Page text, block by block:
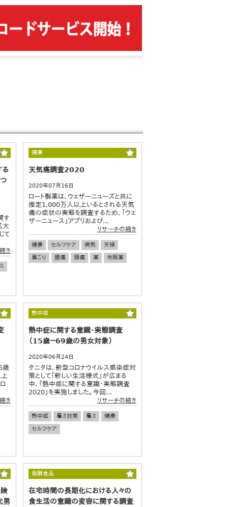
る
す
大
て
き
健康
天気痛調査2020
2020年07月16日
ロート製薬は、ウェザーニューズと共に
推定1,000万人以上いるとされる天気
痛の症状の実態を調査するため、「ウェ
ザーニュース」アプリおよび...
リサーチの続き
健康 セルフケア 病気
天候
肩こり
腰痛 頭痛 薬 市販薬
歳
き
熱中症
熱中症に関する意識・実態調査
（15歳－69歳の男女対象）
2020年06月24日
タニタは、新型コロナウイルス感染症対
策として「新しい生活様式」が広まる
中、「熱中症に関する意識・実態調査
2020」を実施しました。今回...
リサーチの続き
熱中症 暑さ対策 暑さ
健康
セルフケア
男
発酵食品
在宅時間の長期化における人々の
食生活の意識の変容に関する調査